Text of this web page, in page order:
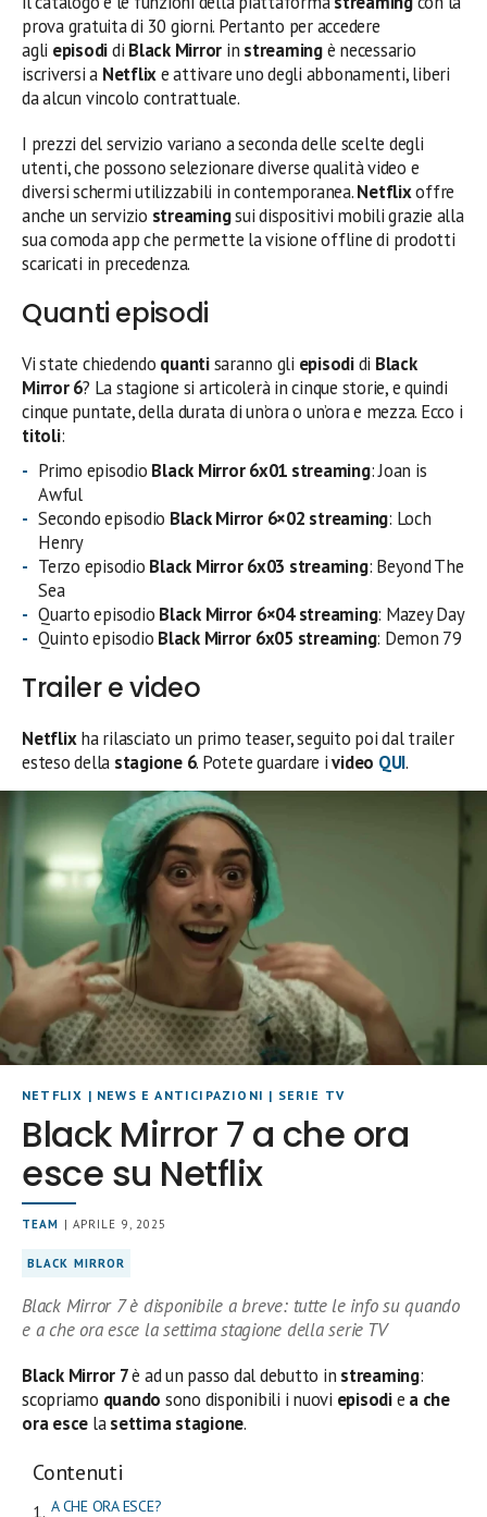
prova gratuita di 30 giorni. Pertanto per accedere
agli episodidi Black Mirror in streamingè necessario
iscriversi a Netflixe attivare uno degli abbonamenti, liberi
da alcun vincolo contrattuale.
I prezzi del servizio variano a seconda delle scelte degli
utenti, che possono selezionare diverse qualità video e
diversi schermi utilizzabili in contemporanea.Netflixoffre
anche un servizio streamingsui dispositivi mobili grazie alla
sua comoda app che permette la visione offline di prodotti
scaricati in precedenza.
Quanti episodi
Vi state chiedendo quantisaranno gli episodidi Black
Mirror 6? La stagione si articolerà in cinque storie, e quindi
cinque puntate, della durata di un’ora o un’ora e mezza. Ecco i
titoli:
Primo episodio Black Mirror 6x01 streaming: Joan is
Awful
Secondo episodio Black Mirror 6×02 streaming: Loch
Henry
Terzo episodio Black Mirror 6x03 streaming: Beyond The
Sea
Quarto episodio Black Mirror 6×04 streaming: Mazey Day
Quinto episodio Black Mirror 6x05 streaming: Demon 79
Trailer e video
Netflixha rilasciato un primo teaser, seguito poi dal trailer
esteso della stagione 6. Potete guardare ivideo QUI.
NETFLIX | NEWS E ANTICIPAZIONI | SERIE TV
Black Mirror 7 a che ora
esce su Netflix
TEAM | APRILE 9, 2025
BLACK MIRROR
Black Mirror 7 è disponibile a breve: tutte le info su quando
e a che ora esce la settima stagione della serie TV
Black Mirror 7è ad un passo dal debutto in streaming:
scopriamo quando sono disponibili i nuovi episodie a che
ora esce lasettima stagione.
Contenuti
A CHE ORA ESCE?